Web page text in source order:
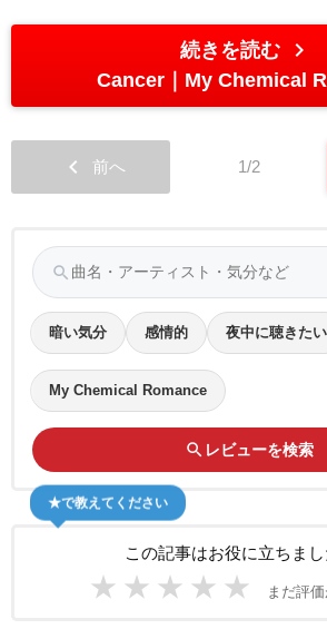
続きを読む chevron_right
Cancer My Chemical
chevron_left 前へ 1/2
search
暗い気分 感情的 夜中に聴きたい
My Chemical Romance
search レビューを検索
この記事はお役に立ちまし
★ ★ ★ ★ ★ まだ評
★で教えてください